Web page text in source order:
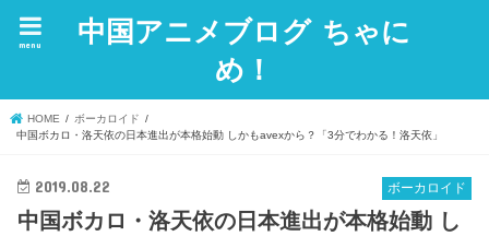
中国アニメブログ ちゃに
め！
menu
HOME
ボーカロイド
中国ボカロ・洛天依の日本進出が本格始動 しかもavexから？「3分でわかる！洛天依」
ボーカロイド
2019.08.22
中国ボカロ・洛天依の日本進出が本格始動 し